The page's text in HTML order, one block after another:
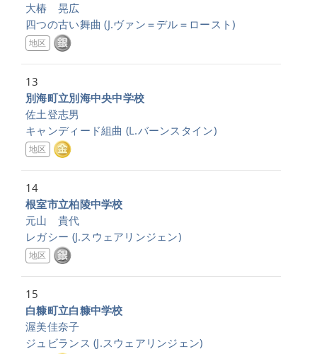
大椿 晃広
四つの古い舞曲 (J.ヴァン＝デル＝ロースト)
地区
13
別海町立別海中央中学校
佐土登志男
キャンディード組曲 (L.バーンスタイン)
地区
14
根室市立柏陵中学校
元山 貴代
レガシー (J.スウェアリンジェン)
地区
15
白糠町立白糠中学校
渥美佳奈子
ジュビランス (J.スウェアリンジェン)